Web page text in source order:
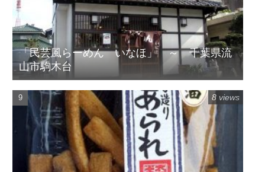
「民芸風らーめん いなほ」 ～ 千葉県流
山市駒木台
8 views